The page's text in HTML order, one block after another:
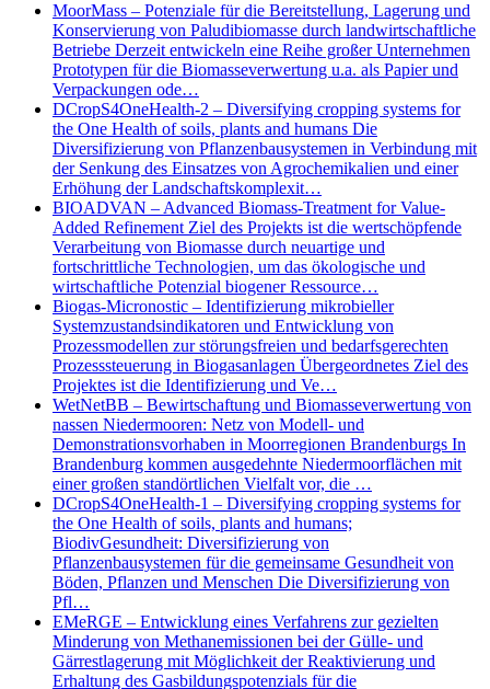
MoorMass – Potenziale für die Bereitstellung, Lagerung und
Konservierung von Paludibiomasse durch landwirtschaftliche
Betriebe Derzeit entwickeln eine Reihe großer Unternehmen
Prototypen für die Biomasseverwertung u.a. als Papier und
Verpackungen ode…
DCropS4OneHealth-2 – Diversifying cropping systems for
the One Health of soils, plants and humans Die
Diversifizierung von Pflanzenbausystemen in Verbindung mit
der Senkung des Einsatzes von Agrochemikalien und einer
Erhöhung der Landschaftskomplexit…
BIOADVAN – Advanced Biomass-Treatment for Value-
Added Refinement Ziel des Projekts ist die wertschöpfende
Verarbeitung von Biomasse durch neuartige und
fortschrittliche Technologien, um das ökologische und
wirtschaftliche Potenzial biogener Ressource…
Biogas-Micronostic – Identifizierung mikrobieller
Systemzustandsindikatoren und Entwicklung von
Prozessmodellen zur störungsfreien und bedarfsgerechten
Prozesssteuerung in Biogasanlagen Übergeordnetes Ziel des
Projektes ist die Identifizierung und Ve…
WetNetBB – Bewirtschaftung und Biomasseverwertung von
nassen Niedermooren: Netz von Modell- und
Demonstrationsvorhaben in Moorregionen Brandenburgs In
Brandenburg kommen ausgedehnte Niedermoorflächen mit
einer großen standörtlichen Vielfalt vor, die …
DCropS4OneHealth-1 – Diversifying cropping systems for
the One Health of soils, plants and humans;
BiodivGesundheit: Diversifizierung von
Pflanzenbausystemen für die gemeinsame Gesundheit von
Böden, Pflanzen und Menschen Die Diversifizierung von
Pfl…
EMeRGE – Entwicklung eines Verfahrens zur gezielten
Minderung von Methanemissionen bei der Gülle- und
Gärrestlagerung mit Möglichkeit der Reaktivierung und
Erhaltung des Gasbildungspotenzials für die